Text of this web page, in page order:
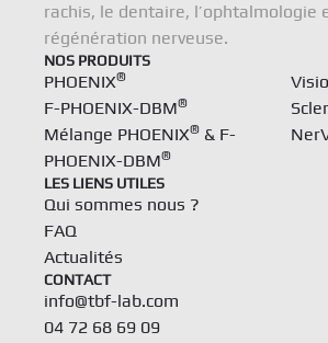
rachis, le dentaire, l’ophtalmologie
régénération nerveuse.
NOS PRODUITS
PHOENIX®
F-PHOENIX-DBM®
Mélange PHOENIX® & F-
PHOENIX-DBM®
LES LIENS UTILES
Qui sommes nous ?
FAQ
Actualités
CONTACT
info@tbf-lab.com
04 72 68 69 09